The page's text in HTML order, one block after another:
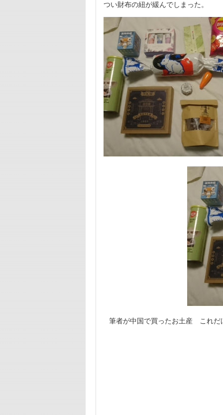
つい財布の紐が緩んでしまった。
筆者が中国で買ったお土産 これだ